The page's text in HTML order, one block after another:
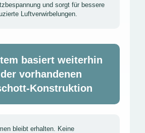
und sorgt für bessere
Luftverwirbelungen.
basiert weiterhin
vorhandenen
Konstruktion
bleibt erhalten. Keine